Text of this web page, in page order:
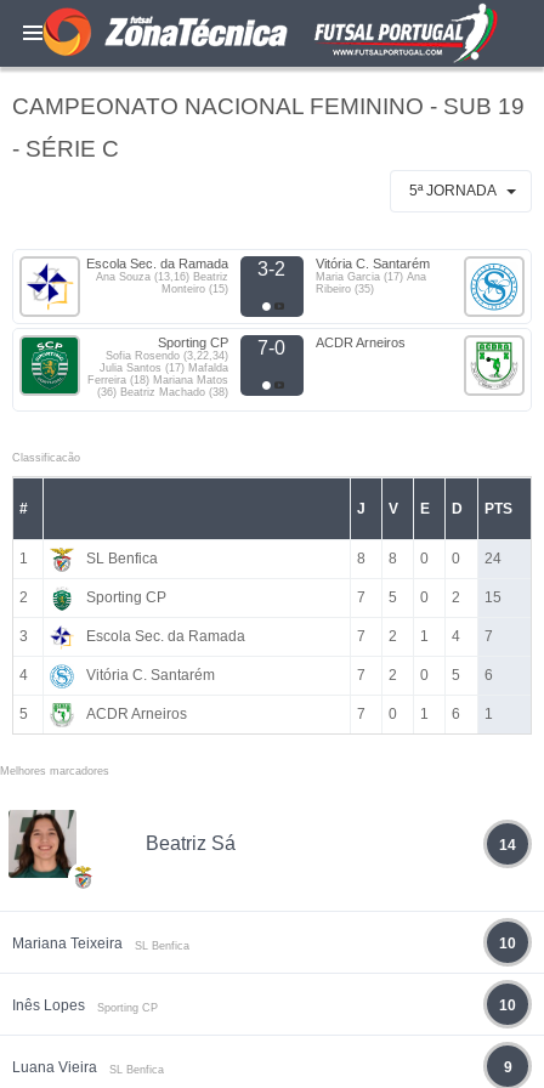
CAMPEONATO NACIONAL FEMININO - SUB 19
- SÉRIE C
5ª JORNADA
Escola Sec. da Ramada
Ana Souza (13,16) Beatriz
Monteiro (15)
3-2 Vitória C. Santarém
Maria Garcia (17) Ana
Ribeiro (35)
Sporting CP
Sofia Rosendo (3,22,34)
Julia Santos (17) Mafalda
Ferreira (18) Mariana Matos
(36) Beatriz Machado (38)
7-0 ACDR Arneiros
Classificacão
# J V E D PTS
1 SL Benfica 8 8 0 0 24
2 Sporting CP 7 5 0 2 15
3 Escola Sec. da Ramada 7 2 1 4 7
4 Vitória C. Santarém 7 2 0 5 6
5 ACDR Arneiros 7 0 1 6 1
Melhores marcadores
Beatriz Sá 14
Mariana Teixeira SL Benfica 10
Inês Lopes Sporting CP 10
Luana Vieira SL Benfica 9